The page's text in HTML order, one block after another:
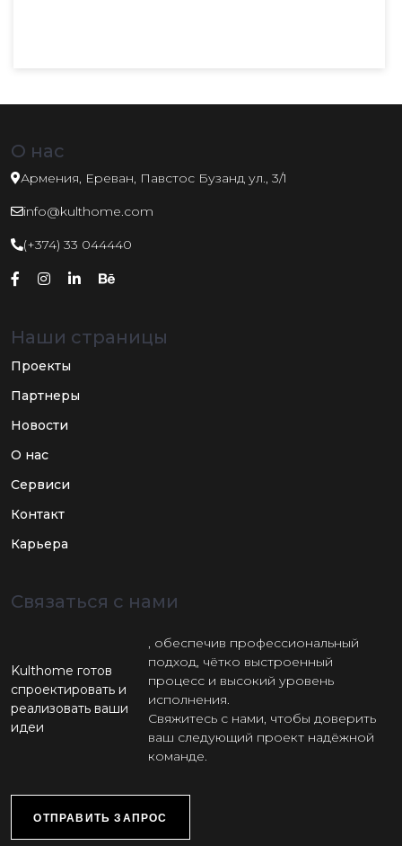
О нас
Армения, Ереван, Павстос Бузанд ул., 3/1
info@kulthome.com
(+374) 33 044440
Наши страницы
Проекты
Партнеры
Новости
О нас
Сервиси
Контакт
Карьера
Связаться с нами
Kulthome готов
спроектировать и
реализовать ваши
идеи
, обеспечив профессиональный
подход, чётко выстроенный
процесс и высокий уровень
исполнения.
Свяжитесь с нами, чтобы доверить
ваш следующий проект надёжной
команде.
ОТПРАВИТЬ ЗАПРОС